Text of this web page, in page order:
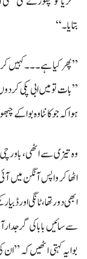
بتایا۔‘‘
’’پھر کیا ہے۔۔۔ کہیں
’’بات تو میں ابی پکی
ہوا کہ جو کانٹا وہ بوا
وہ تیزی سے اٹھی،
اٹھا کر واپس آنگن میں
ابھی دور تھا، ٹانگی اور
سے سائیں بابا کی گرجدار
بوا یہ کہتی اٹھیں کہ